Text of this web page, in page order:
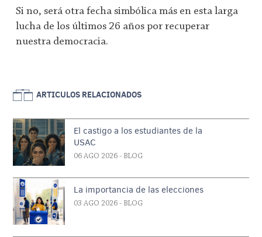
Si no, será otra fecha simbólica más en esta larga
lucha de los últimos 26 años por recuperar
nuestra democracia.
ARTICULOS RELACIONADOS
El castigo a los estudiantes de la
USAC
06 AGO 2026 - BLOG
La importancia de las elecciones
03 AGO 2026 - BLOG